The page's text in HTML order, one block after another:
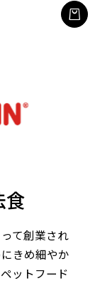
食
て創業され
きめ細やか
ットフード